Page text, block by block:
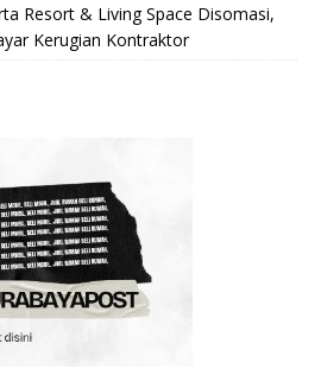
Resort & Living Space Disomasi,
Kerugian Kontraktor